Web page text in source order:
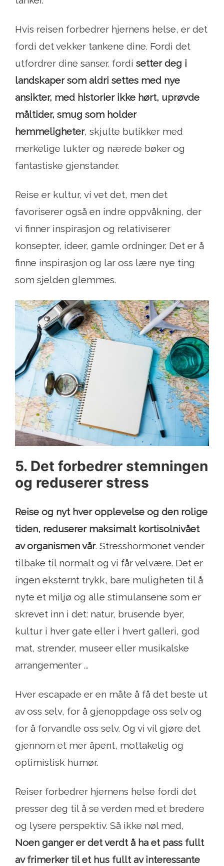
Hvis reisen forbedrer hjernens helse, er det
fordi det vekker tankene dine. Fordi det
utfordrer dine sanser. fordi setter deg i
landskaper som aldri settes med nye
ansikter, med historier ikke hørt, uprøvde
måltider, smug som holder
hemmeligheter, skjulte butikker med
merkelige lukter og nærede bøker og
fantastiske gjenstander.
Reise er kultur, vi vet det, men det
favoriserer også en indre oppvåkning, der
vi finner inspirasjon og relativiserer
konsepter, ideer, gamle ordninger. Det er å
finne inspirasjon og lar oss lære nye ting
som sjelden glemmes.
5. Det forbedrer stemningen
og reduserer stress
Reise og nyt hver opplevelse og den rolige
tiden, reduserer maksimalt kortisolnivået
av organismen vår. Stresshormonet vender
tilbake til normalt og vi får velvære. Det er
ingen eksternt trykk, bare muligheten til å
nyte et miljø og alle stimulansene som er
skrevet inn i det: natur, brusende byer,
kultur i hver gate eller i hvert galleri, god
mat, strender, museer eller musikalske
arrangementer ...
Hver escapade er en måte å få det beste ut
av oss selv, for å gjenoppdage oss selv og
for å forvandle oss selv. Og vi vil gjøre det
gjennom et mer åpent, mottakelig og
optimistisk humør.
Reiser forbedrer hjernens helse fordi det
presser deg til å se verden med et bredere
og lysere perspektiv. Så ikke nøl med,
Noen ganger er det verdt å ha et pass fullt
av frimerker til et hus fullt av interessante